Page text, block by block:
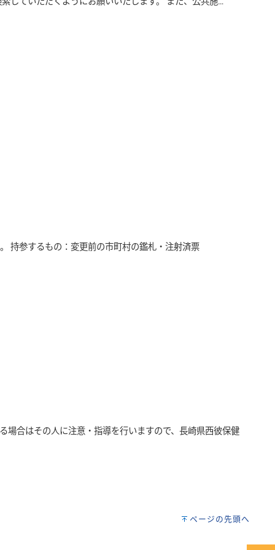
持参するもの：変更前の市町村の鑑札・注射済票
場合はその人に注意・指導を行いますので、長崎県西彼保健
ページの先頭へ